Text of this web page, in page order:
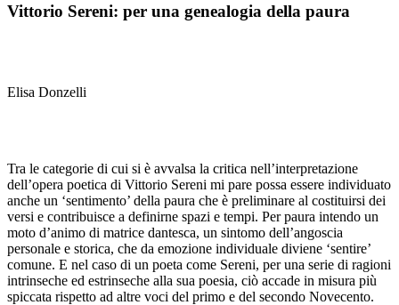
Vittorio Sereni: per una genealogia della paura
Elisa Donzelli
Tra le categorie di cui si è avvalsa la critica nell’interpretazione
dell’opera poetica di Vittorio Sereni mi pare possa essere individuato
anche un ‘sentimento’ della paura che è preliminare al costituirsi dei
versi e contribuisce a definirne spazi e tempi. Per paura intendo un
moto d’animo di matrice dantesca, un sintomo dell’angoscia
personale e storica, che da emozione individuale diviene ‘sentire’
comune. E nel caso di un poeta come Sereni, per una serie di ragioni
intrinseche ed estrinseche alla sua poesia, ciò accade in misura più
spiccata rispetto ad altre voci del primo e del secondo Novecento.